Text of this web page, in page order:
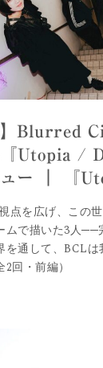
】Blurred
Utopia /
ー ｜ 『
点を広げ、この
ムで描いた3人──
を通して、BCL
回・前編）